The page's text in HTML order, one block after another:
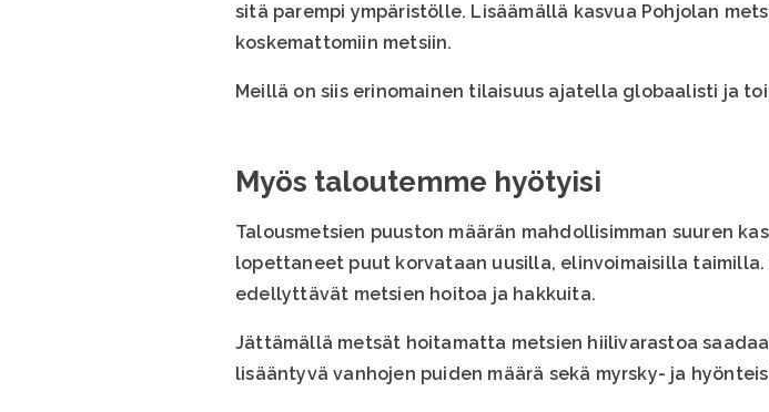
sitä parempi ympäristölle. Lisäämällä kasvua Pohjolan
koskemattomiin metsiin.
Meillä on siis erinomainen tilaisuus ajatella globaalisti ja
Myös taloutemme hyötyisi
Talousmetsien puuston määrän mahdollisimman suuren
lopettaneet puut korvataan uusilla, elinvoimaisilla taimilla.
edellyttävät metsien hoitoa ja hakkuita.
Jättämällä metsät hoitamatta metsien hiilivarastoa
lisääntyvä vanhojen puiden määrä sekä myrsky- ja